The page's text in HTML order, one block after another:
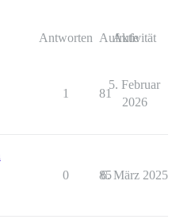
Antworten Aufrufe
Aktivität
1 81
5. Februar
2026
0 85
6. März 2025